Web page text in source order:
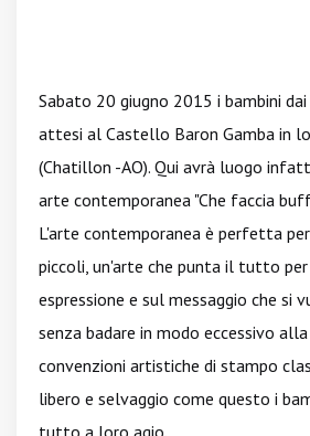
Sabato 20 giugno 2015 i bambini
attesi al Castello Baron Gamba in
(Chatillon -AO). Qui avrà luogo
arte contemporanea "Che faccia
L'arte contemporanea è perfetta
piccoli, un'arte che punta il tutto
espressione e sul messaggio che si
senza badare in modo eccessivo
convenzioni artistiche di stampo
libero e selvaggio come questo i
tutto a loro agio.